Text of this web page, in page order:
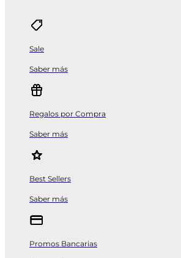
Sale
Saber más
Regalos por Compra
Saber más
Best Sellers
Saber más
Promos Bancarias